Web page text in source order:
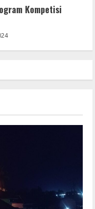
Kompetisi